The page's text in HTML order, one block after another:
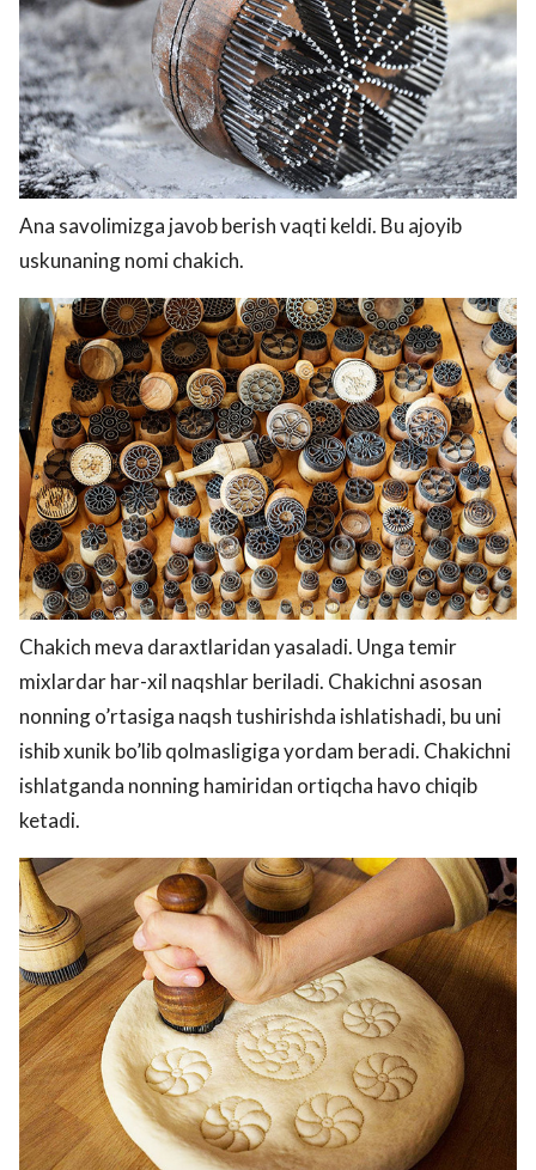
Ana savolimizga javob berish vaqti keldi. Bu ajoyib
uskunaning nomi chakich.
Chakich meva daraxtlaridan yasaladi. Unga temir
mixlardar har-xil naqshlar beriladi. Chakichni asosan
nonning o’rtasiga naqsh tushirishda ishlatishadi, bu uni
ishib xunik bo’lib qolmasligiga yordam beradi. Chakichni
ishlatganda nonning hamiridan ortiqcha havo chiqib
ketadi.